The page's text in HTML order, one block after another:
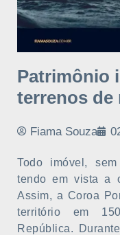
Patrimônio
terrenos de
Fiama Souza
Todo imóvel,
tendo em vista a
Assim, a Coroa
território em
República.